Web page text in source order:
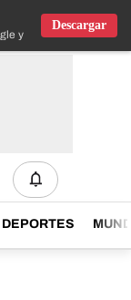
y IOS
Descargar
DEPORTES